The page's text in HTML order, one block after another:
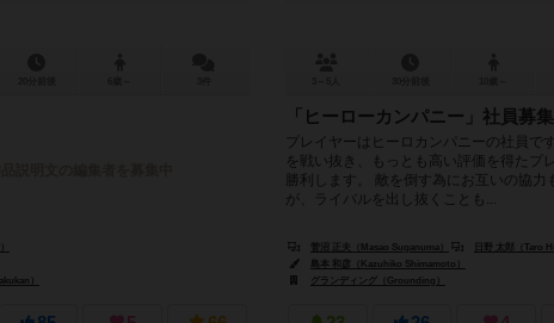
）
「ヒーローカンパニー」社員募
プレイヤーはヒーロカンパニーの社員で
を戦い抜き、もっとも高い評価を得たプ
勝利します。 敵を倒す為にお互いの協力
が、ライバルを出し抜くことも...
菅沼 正夫（Masao Suganuma）
日野 太郎（Taro
島本 和彦（Kazuhiko Shimamoto）
グランディング（Grounding）